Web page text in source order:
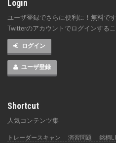
Login
ユーザ登録でさらに便利に！無料で
Twitterのアカウントでログインするこ
ログイン
ユーザ登録
Shortcut
人気コンテンツ集
トレーダースキャン 演習問題 銘柄